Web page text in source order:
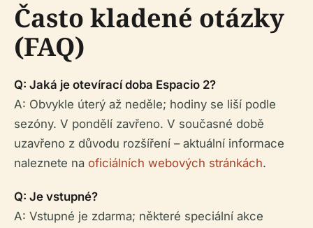
Často kladené otázky
(FAQ)
Q: Jaká je otevírací doba Espacio 2?
A: Obvykle úterý až neděle; hodiny se liší podle
sezóny. V pondělí zavřeno. V současné době
uzavřeno z důvodu rozšíření – aktuální informace
naleznete na oficiálních webových stránkách.
Q: Je vstupné?
A: Vstupné je zdarma; některé speciální akce